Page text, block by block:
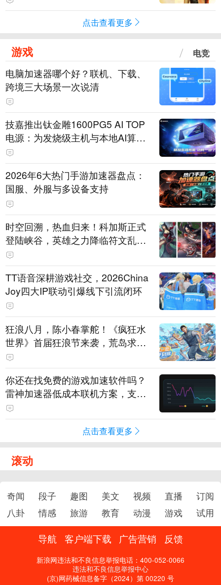
点击查看更多
游戏 电竞
电脑加速器哪个好？联机、下载、
跨境三大场景一次说清
技嘉推出钛金雕1600PG5 AI TOP
电源：为发烧级主机与本地AI算力
打造旗舰供电方案
2026年6大热门手游加速器盘点：
国服、外服与多设备支持
时空回溯，热血归来！科加斯正式
登陆峡谷，英雄之力降临符文乱
斗！
TT语音深耕游戏社交，2026China
Joy四大IP联动引爆线下引流闭环
狂浪八月，陈小春掌舵！《疯狂水
世界》首届狂浪节来袭，荒岛求生
直播即将开启
你还在找免费的游戏加速软件吗？
雷神加速器低成本联机方案，支持
免费试用
点击查看更多
滚动
奇闻 段子 趣图 美文 视频 直播
订阅
八卦
情感 旅游 教育 动漫 游戏 试用
导航 客户端下载 广告营销 反馈
新浪网违法和不良信息举报电话：400-052-0066
违法和不良信息举报中心
(京)网药械信息备字（2024）第 00220 号